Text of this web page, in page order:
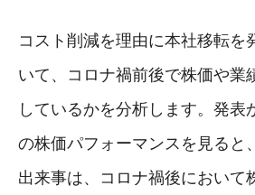
コスト削減を理由に本社移転を
いて、コロナ禍前後で株価や業
しているかを分析します。発表
の株価パフォーマンスを見ると
出来事は、コロナ禍後において